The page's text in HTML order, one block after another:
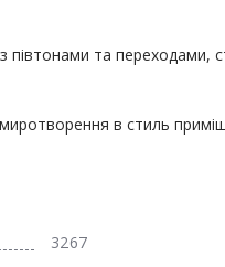
півтонами та переходами,
в стиль
3267